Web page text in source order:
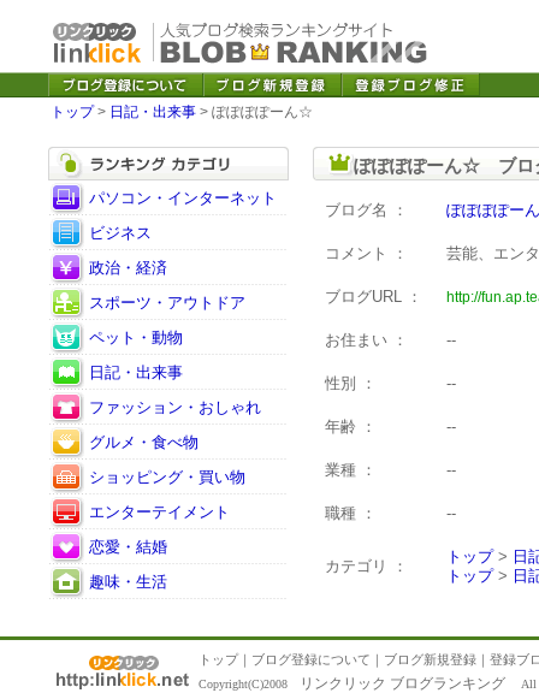
トップ> 日記・出来事 > ぽぽぽぽーん☆
パソコン・インターネット
ビジネス
政治・経済
スポーツ・アウトドア
ペット・動物
日記・出来事
ファッション・おしゃれ
グルメ・食べ物
ショッピング・買い物
エンターテイメント
恋愛・結婚
趣味・生活
ぽぽぽぽーん☆ ブロ
ブログ名 ： ぽぽぽぽー
コメント ： 芸能、エン
ブログURL ： http://
お住まい ： --
性別 ： --
年齢 ： --
業種 ： --
職種 ： --
カテゴリ ：
トップ> 日
トップ> 日
トップ｜ ブログ登録について ｜ ブログ新規登録 ｜ 登録ブ
Copyright(C)2008 リンクリック ブログランキング All